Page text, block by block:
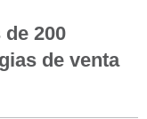
200
de venta